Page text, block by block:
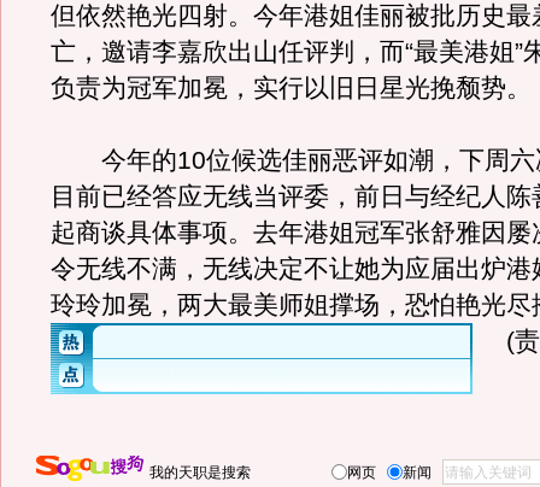
但依然艳光四射。今年港姐佳丽被批历史最
亡，邀请李嘉欣出山任评判，而“最美港姐”
负责为冠军加冕，实行以旧日星光挽颓势。
今年的10位候选佳丽恶评如潮，下周六
目前已经答应无线当评委，前日与经纪人
起商谈具体事项。去年港姐冠军张舒雅因屡
令无线不满，无线决定不让她为应届出炉港
玲玲加冕，两大最美师姐撑场，恐怕艳光尽
(
我的天职是搜索 网页 新闻